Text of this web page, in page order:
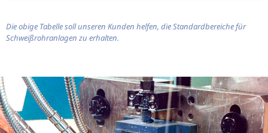
Die obige Tabelle soll unseren Kunden helfen, die Standardbereiche für
Schweißrohranlagen zu erhalten.